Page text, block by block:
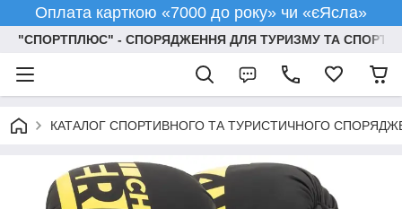
Оплата карткою «7000 до року» чи «єЯсла»
"СПОРТПЛЮС" - СПОРЯДЖЕННЯ ДЛЯ ТУРИЗМУ ТА СПОРТУ
КАТАЛОГ СПОРТИВНОГО ТА ТУРИСТИЧНОГО